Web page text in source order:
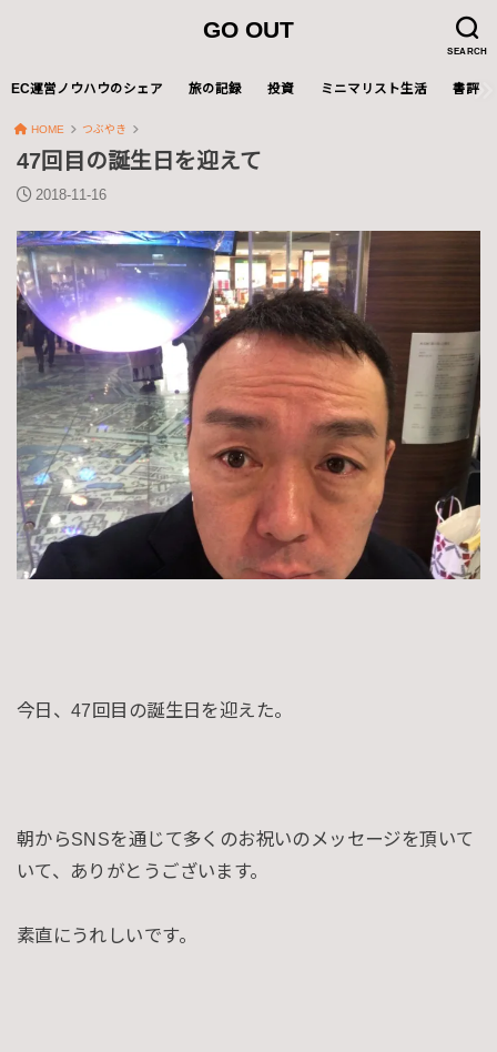
SEARCH
GO OUT
EC運営ノウハウのシェア 旅の記録 投資 ミニマリスト生活 書評
HOME つぶやき
47回目の誕生日を迎えて
2018-11-16
今日、47回目の誕生日を迎えた。
朝からSNSを通じて多くのお祝いのメッセージを頂いて
いて、ありがとうございます。
素直にうれしいです。